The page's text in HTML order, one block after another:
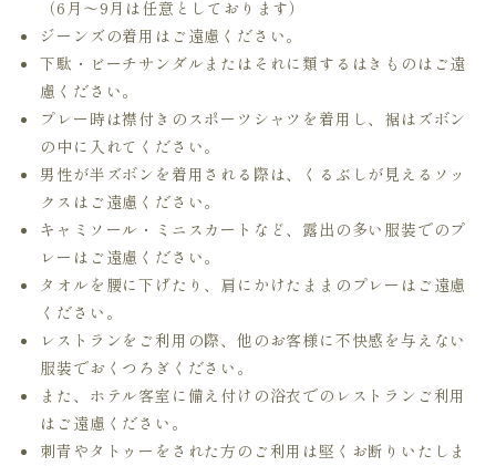
（6月～9月は任意としております）
ジーンズの着用はご遠慮ください。
下駄・ビーチサンダルまたはそれに類するはきものはご遠
慮ください。
プレー時は襟付きのスポーツシャツを着用し、裾はズボン
の中に入れてください。
男性が半ズボンを着用される際は、くるぶしが見えるソッ
クスはご遠慮ください。
キャミソール・ミニスカートなど、露出の多い服装でのプ
レーはご遠慮ください。
タオルを腰に下げたり、肩にかけたままのプレーはご遠慮
ください。
レストランをご利用の際、他のお客様に不快感を与えない
服装でおくつろぎください。
また、ホテル客室に備え付けの浴衣でのレストランご利用
はご遠慮ください。
刺青やタトゥーをされた方のご利用は堅くお断りいたしま